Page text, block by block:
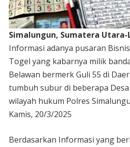
Simalungun, Sumatera Utara-
Informasi adanya pusaran
Togel yang kabarnya milik
Belawan bermerk Guli 55 di
tumbuh subur di beberapa
wilayah hukum Polres
Kamis, 20/3/2025
Berdasarkan Informasi yang